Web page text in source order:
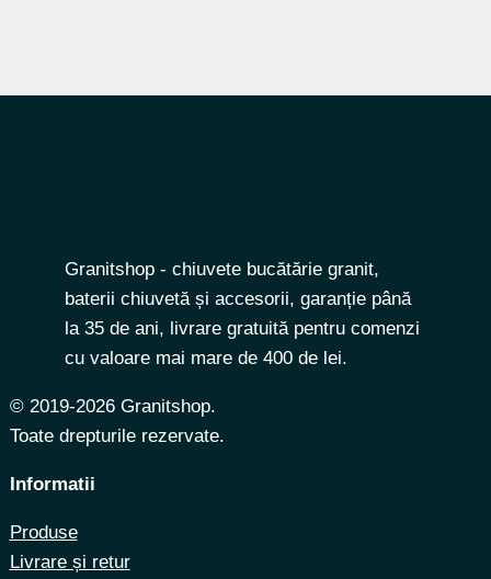
Granitshop - chiuvete bucătărie granit,
baterii chiuvetă și accesorii, garanție până
la 35 de ani, livrare gratuită pentru comenzi
cu valoare mai mare de 400 de lei.
© 2019-2026 Granitshop.
Toate drepturile rezervate.
Informatii
Produse
Livrare și retur